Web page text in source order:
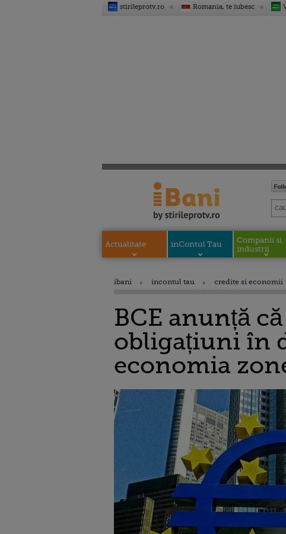
stirileprotv.ro Romania, te iubesc
Actualitate inContul Tau
Companii si
industrii
ibani incontul tau credite si economii
BCE anunță
obligațiuni în
economia